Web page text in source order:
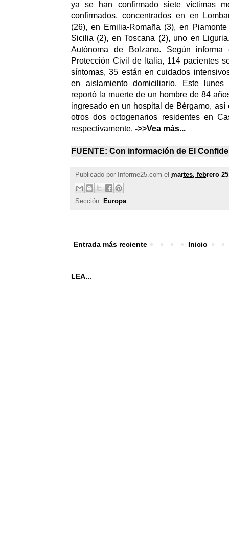
ya se han confirmado siete víctimas
confirmados, concentrados en en
(26), en Emilia-Romaña (3), en
Sicilia (2), en Toscana (2), uno en
Autónoma de Bolzano. Según informa
Protección Civil de Italia, 114 pacientes
síntomas, 35 están en cuidados
en aislamiento domiciliario. Este
reportó la muerte de un hombre de 84
ingresado en un hospital de Bérgamo, así
otros dos octogenarios residentes en
respectivamente. ->>Vea más...
FUENTE: Con información de El
Publicado por Informe25.com el martes, febrero
Sección: Europa
Entrada más reciente Inicio
LEA...